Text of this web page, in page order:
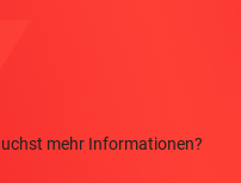
mehr Informationen?